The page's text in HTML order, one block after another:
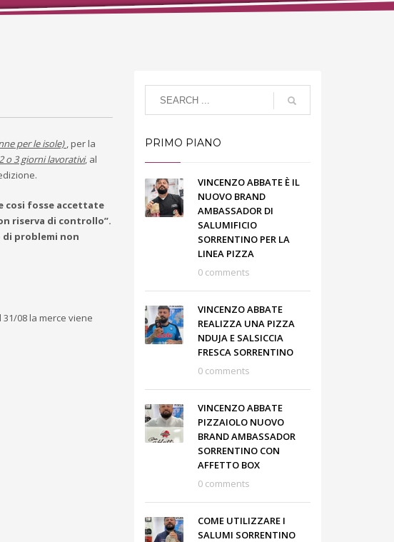
per le isole), per la
o 3 giorni lavorativi, al
cosi fosse accettate
riserva di controllo”.
problemi non
08 la merce viene
PRIMO PIANO
VINCENZO ABBATE È IL
NUOVO BRAND
AMBASSADOR DI
SALUMIFICIO
SORRENTINO PER LA
LINEA PIZZA
0 comments
VINCENZO ABBATE
REALIZZA UNA PIZZA
NDUJA E SALSICCIA
FRESCA SORRENTINO
0 comments
VINCENZO ABBATE
PIZZAIOLO NUOVO
BRAND AMBASSADOR
SORRENTINO CON
AFFETTO BOX
0 comments
COME UTILIZZARE I
SALUMI SORRENTINO